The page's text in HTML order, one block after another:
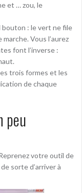
et … zou, le
bouton : le vert ne file
Vous l’aurez
font l’inverse :
trois formes et les
de chaque
peu
votre outil de
sorte d’arriver à